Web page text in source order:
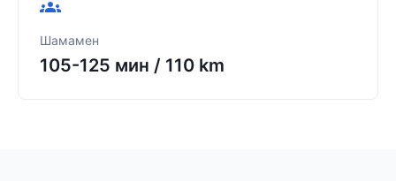
Шамамен
105-125 мин / 110 km